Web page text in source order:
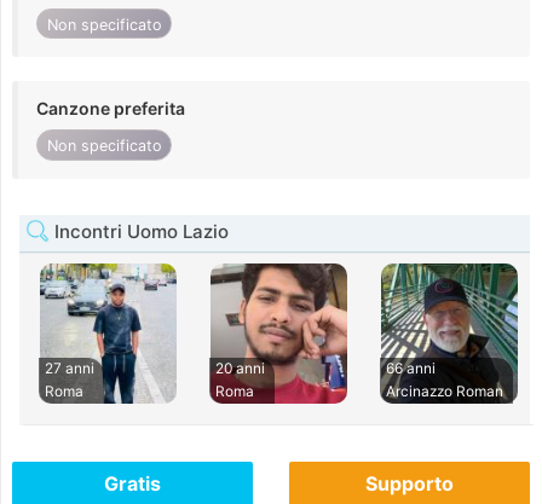
Non specificato
Canzone preferita
Non specificato
Incontri Uomo Lazio
27 anni
Roma
20 anni
Roma
66 anni
Arcinazzo Roman
Gratis Supporto